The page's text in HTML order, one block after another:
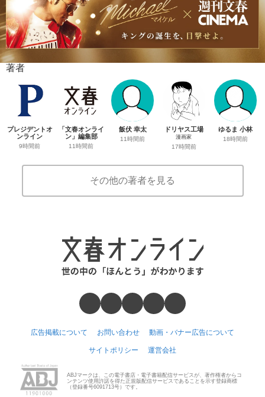
著者
プレジデントオ
ンライン
9時間前
「文春オンライ
ン」編集部
11時間前
飯伏 幸太
11時間前
ドリヤス工場
漫画家
17時間前
ゆるま 小林
18時間前
その他の著者を見る
広告掲載について お問い合わせ 動画・バナー広告について
サイトポリシー 運営会社
ABJマークは、この電子書店・電子書籍配信サービスが、著作権者からコ
ンテンツ使用許諾を得た正規版配信サービスであることを示す登録商標
（登録番号6091713号）です。